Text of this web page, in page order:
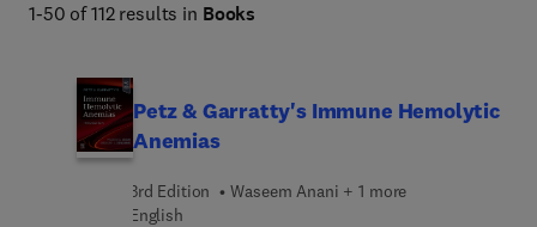
1-50 of 112 results in Books
Petz & Garratty's Immune Hemolytic
Anemias
3rd Edition
Waseem Anani + 1 more
English